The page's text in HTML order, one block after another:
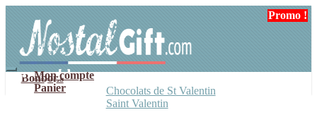
navigation
contenu
Mon compte
Panier
Bonbons
Chocolats de St Valentin
Saint Valentin
Promo !
Promo !
Promo !